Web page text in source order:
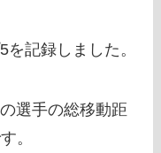
記録しました。
選手の総移動距
。